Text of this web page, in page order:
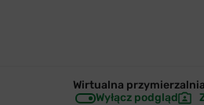
Wirtualna
Wyłącz podgląd